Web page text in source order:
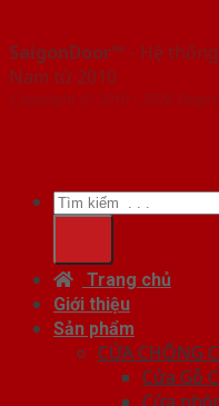
SaigonDoor™ - Hệ
Nam từ 2010
Copyright ⓒ 2010 – 2026
Tìm
kiếm:
Trang chủ
Giới thiệu
Sản phẩm
CỬA CHỐNG
Cửa Gỗ